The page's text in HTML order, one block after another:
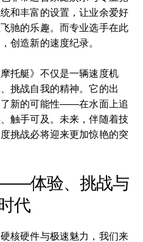
和丰富的设置，让业余爱好
驰的乐趣。而专业选手在此
创造新的速度纪录。
托艇》不仅是一辆速度机
挑战自我的精神。它的出
新的可能性——在水面上追
触手可及。未来，伴随着技
挑战必将迎来更加惊艳的突
体验、挑战与
代
核硬件与极速魅力，我们来